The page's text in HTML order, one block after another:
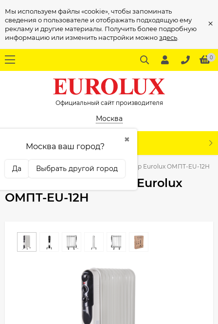
Мы используем файлы «cookie», чтобы запоминать
сведения о пользователе и отображать подходящую ему
рекламу и другие материалы. Получить более подробную
информацию или изменить настройки можноздесь
×
0
Официальный сайт производителя
Москва
✖
Москва ваш город?
Да Выбрать другой город
КАТАЛОГ
Масляные радиаторы Масляный радиатор Eurolux ОМПТ-EU-12Н
Масляный радиатор Eurolux
ОМПТ-EU-12Н